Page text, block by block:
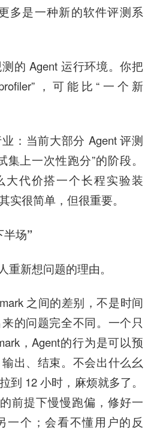
多是一种新的软件评测系
的 Agent 运行环境。你把
，可能比“一个新
：当前大部分 Agent 评测
上一次性跑分”的阶段。
大代价搭一个长程实验装
实很简单，但很重要。
半场”
重新想问题的理由。
之间的差别，不是时间
的问题完全不同。一个只
，Agent的行为是可以预
出、结束。不会出什么幺
到 12 小时，麻烦就多了。
前提下慢慢跑偏，修好一
一个；会看不懂用户的反